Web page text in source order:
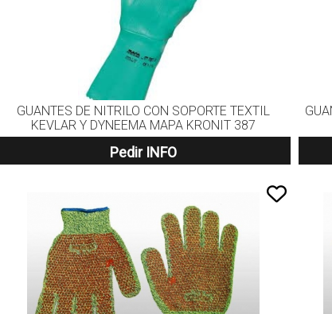
GUANTES DE NITRILO CON SOPORTE TEXTIL
KEVLAR Y DYNEEMA MAPA KRONIT 387
Pedir INFO